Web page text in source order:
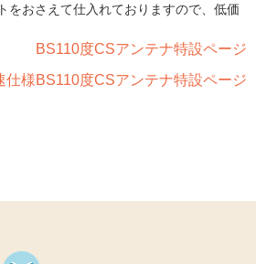
をおさえて仕入れておりますので、低価
BS110度CSアンテナ特設ページ
仕様BS110度CSアンテナ特設ページ